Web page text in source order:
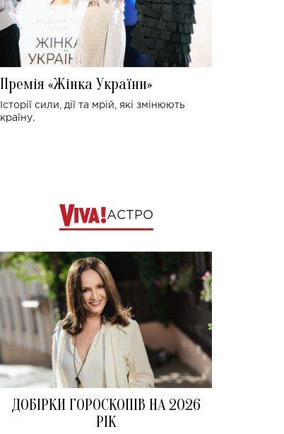
Премія «Жінка України»
Історії сили, дії та мрій, які змінюють
країну.
АСТРО
ДОБІРКИ ГОРОСКОПІВ НА 2026
РІК